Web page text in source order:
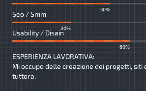
50%
Seo / Smm
30%
Usability / Disain
60%
ESPERIENZA LAVORATIVA:
Mi occupo delle creazione dei progetti, siti
tuttora.